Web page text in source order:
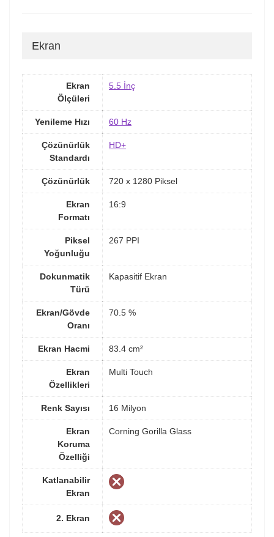
Ekran
Ekran
Ölçüleri
5.5 İnç
Yenileme Hızı 60 Hz
Çözünürlük
Standardı
HD+
Çözünürlük 720 x 1280 Piksel
Ekran
Formatı
16:9
Piksel
Yoğunluğu
267 PPI
Dokunmatik
Türü
Kapasitif Ekran
Ekran/Gövde
Oranı
70.5 %
Ekran Hacmi 83.4 cm²
Ekran
Özellikleri
Multi Touch
Renk Sayısı 16 Milyon
Ekran
Koruma
Özelliği
Corning Gorilla Glass
Katlanabilir
Ekran
2. Ekran